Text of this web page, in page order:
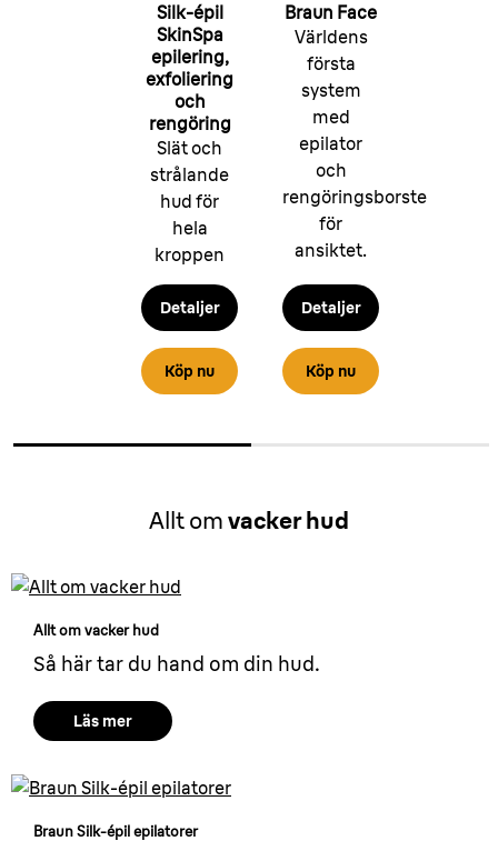
Silk-épil
SkinSpa
epilering,
exfoliering
och
rengöring
Slät och
strålande
hud för
hela
kroppen
Detaljer
Köp nu
Braun Face
Världens
första
system
med
epilator
och
rengöringsborste
för
ansiktet.
Detaljer
Köp nu
Allt omvacker hud
Allt om vacker hud
Så här tar du hand om din hud.
Läs mer
Braun Silk-épil epilatorer